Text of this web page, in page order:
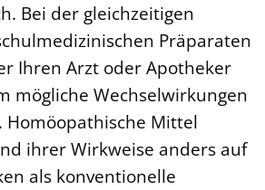
Bei der gleichzeitigen
Präparaten
Ihren Arzt oder Apotheker
mögliche Wechselwirkungen
Homöopathische Mittel
ihrer Wirkweise anders auf
als konventionelle